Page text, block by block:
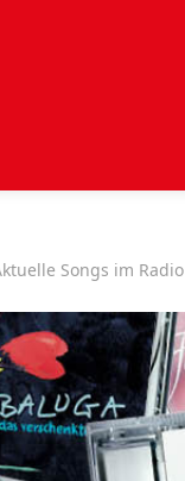
Songs im Radio